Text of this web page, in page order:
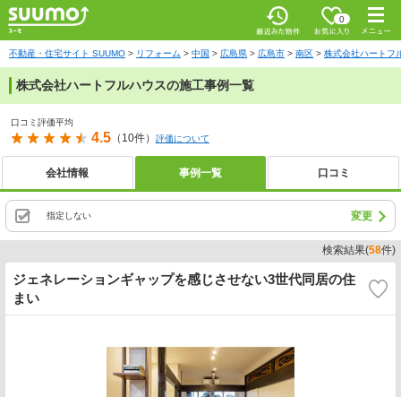
最近みた
物件
お気に入
0
メニ
ュー
不動産・住宅サイト SUUMO リフォーム 中国 広島県 広島市 南区 株式会社ハートフ
株式会社ハートフルハウスの施工事例一覧
口コミ評価平均
4.5 （10件） 評価について
会社情報 事例一覧 口コミ
指定しない 変更
検索結果(58件)
ジェネレーションギャップを感じさせない3世代同居の住
まい